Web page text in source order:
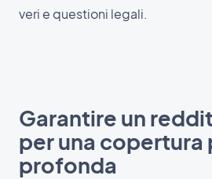
veri e questioni legali.
Garantire un
per una copertura
profonda